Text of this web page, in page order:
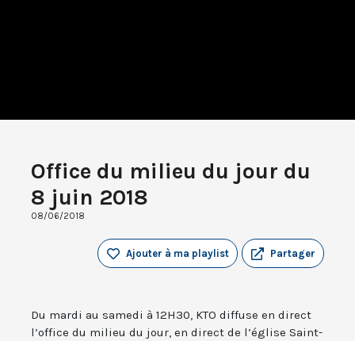
Office du milieu du jour du
8 juin 2018
08/06/2018
Partager
Ajouter à ma playlist
Du mardi au samedi à 12H30, KTO diffuse en direct
l’office du milieu du jour, en direct de l’église Saint-